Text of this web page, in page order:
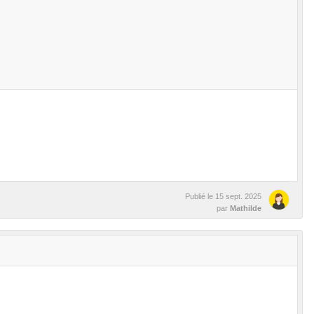
Publié le 15 sept. 2025
par Mathilde